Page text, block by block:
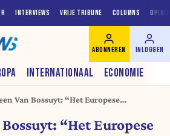
INTERVIEWS VRIJE TRIBUNE COLUMNS
INTERNATIONAAL ECONOMIE
ABONNEREN INLOGGEN
Van Bossuyt: “Het Europese
in de goede richting”“Het Europese